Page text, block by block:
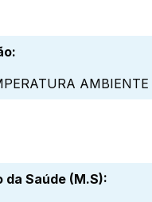
:
Saúde (M.S):